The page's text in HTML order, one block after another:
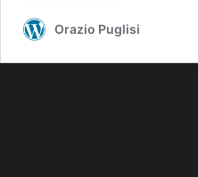
Orazio Puglisi